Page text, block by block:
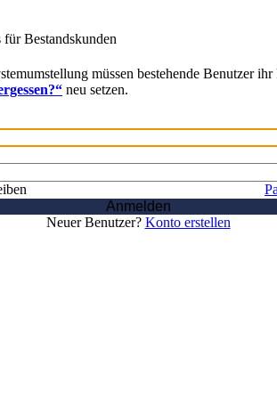
Bestandskunden
müssen bestehende Benutzer
neu setzen.
Anmelden
Neuer Benutzer? Konto erstellen